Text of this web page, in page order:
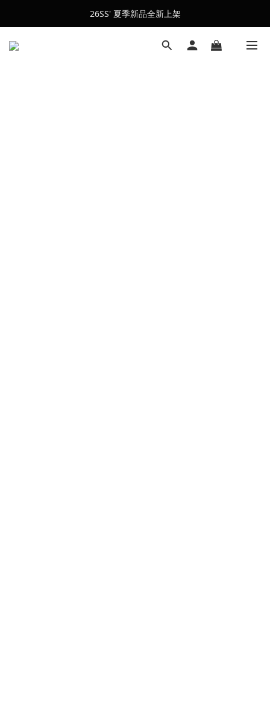
會員訂單滿$2500超取免運
26SS' 夏季新品全新上架
會員訂單滿$2500超取免運